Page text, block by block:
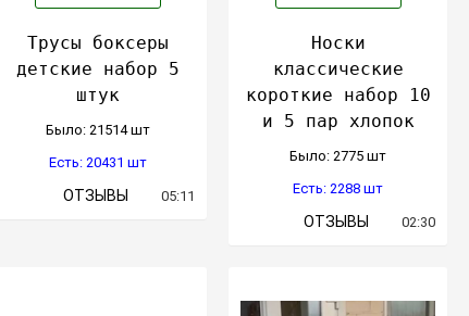
Трусы боксеры
детские набор 5
штук
Было: 21514 шт
Есть: 20431 шт
ОТЗЫВЫ 05:11
Носки
классические
короткие набор 10
и 5 пар хлопок
Было: 2775 шт
Есть: 2288 шт
ОТЗЫВЫ 02:30